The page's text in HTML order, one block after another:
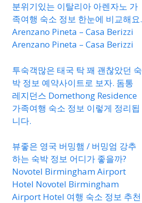
분위기있는 이탈리아 아렌자노 가
족여행 숙소 정보 한눈에 비교해요.
Arenzano Pineta – Casa Berizzi
Arenzano Pineta – Casa Berizzi
투숙객많은 태국 탁 꽤 괜찮았던 숙
박 정보 예약사이트로 보자. 돔통
레지던스 Domethong Residence
가족여행 숙소 정보 이렇게 정리됩
니다.
뷰좋은 영국 버밍햄 / 버밍엄 강추
하는 숙박 정보 어디가 좋을까?
Novotel Birmingham Airport
Hotel Novotel Birmingham
Airport Hotel 여행 숙소 정보 추천